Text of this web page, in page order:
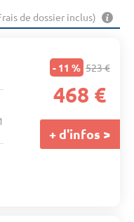
de dossier inclus)
- 11 % 523 €
468 €
+ d'infos >